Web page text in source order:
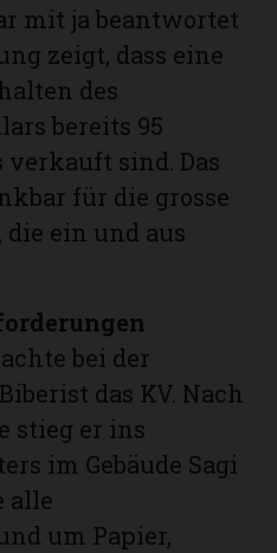
mit ja beantwortet
zeigt, dass eine
des
bereits 95
verkauft sind. Das
für die grosse
ein und aus
bei der
das KV. Nach
stieg er ins
im Gebäude Sagi
alle
um Papier,